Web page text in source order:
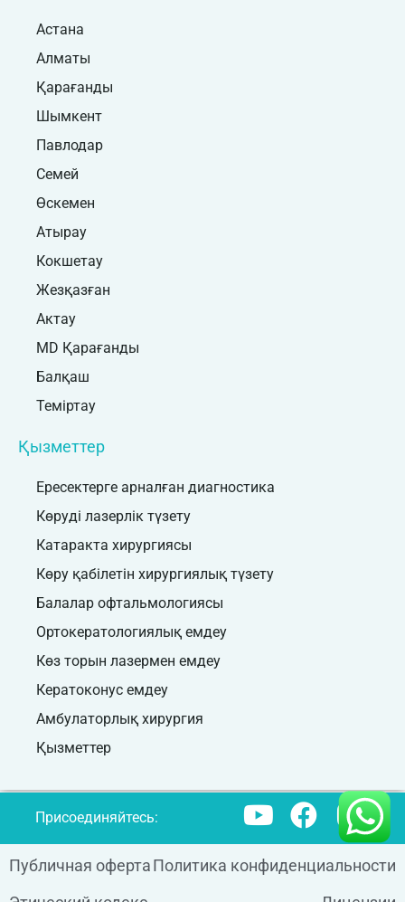
Астана
Алматы
Қарағанды
Шымкент
Павлодар
Семей
Өскемен
Атырау
Кокшетау
Жезқазған
Актау
MD Қарағанды
Балқаш
Теміртау
Қызметтер
Ересектерге арналған диагностика
Көруді лазерлік түзету
Катаракта хирургиясы
Көру қабілетін хирургиялық түзету
Балалар офтальмологиясы
Ортокератологиялық емдеу
Көз торын лазермен емдеу
Кератоконус емдеу
Амбулаторлық хирургия
Қызметтер
Присоединяйтесь:
Публичная офертаПолитика конфиденциальности